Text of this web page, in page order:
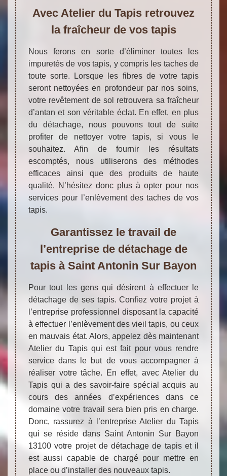
Avec Atelier du Tapis retrouvez
la fraîcheur de vos tapis
Nous ferons en sorte d’éliminer toutes les
impuretés de vos tapis, y compris les taches de
toute sorte. Lorsque les fibres de votre tapis
seront nettoyées en profondeur par nos soins,
votre revêtement de sol retrouvera sa fraîcheur
d’antan et son véritable éclat. En effet, en plus
du détachage, nous pouvons tout de suite
profiter de nettoyer votre tapis, si vous le
souhaitez. Afin de fournir les résultats
escomptés, nous utiliserons des méthodes
efficaces ainsi que des produits de haute
qualité. N’hésitez donc plus à opter pour nos
services pour l’enlèvement des taches de vos
tapis.
Garantissez le travail de
l’entreprise de détachage de
tapis à Saint Antonin Sur Bayon
Pour tout les gens qui désirent à effectuer le
détachage de ses tapis. Confiez votre projet à
l’entreprise professionnel disposant la capacité
à effectuer l’enlèvement des vieil tapis, ou ceux
en mauvais état. Alors, appelez dès maintenant
Atelier du Tapis qui est fait pour vous rendre
service dans le but de vous accompagner à
réaliser votre tâche. En effet, avec Atelier du
Tapis qui a des savoir-faire spécial acquis au
cours des années d’expériences dans ce
domaine votre travail sera bien pris en charge.
Donc, rassurez à l’entreprise Atelier du Tapis
qui se réside dans Saint Antonin Sur Bayon
13100 votre projet de détachage de tapis et il
est aussi capable de chargé pour mettre en
place ou d’installer des nouveaux tapis.